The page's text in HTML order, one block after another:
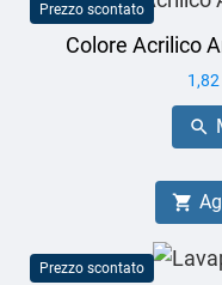
Prezzo scontato
Colore Acrilico


Prezzo scontato